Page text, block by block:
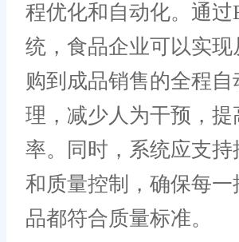
程优化和自动化。通过
统，食品企业可以实现
购到成品销售的全程自
理，减少人为干预，提
率。同时，系统应支持
和质量控制，确保每一
品都符合质量标准。